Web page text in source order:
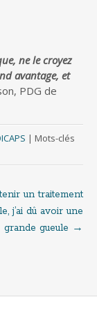
ne le croyez
avantage, et
PDG de
| Mots-clés
un traitement
j’ai dû avoir une
grande gueule →